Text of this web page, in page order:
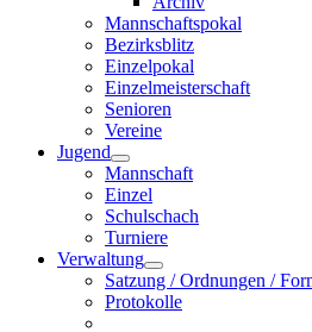
Mannschaftspokal
Bezirksblitz
Einzelpokal
Einzelmeisterschaft
Senioren
Vereine
Jugend
Mannschaft
Einzel
Schulschach
Turniere
Verwaltung
Satzung / Ordnungen /
Protokolle